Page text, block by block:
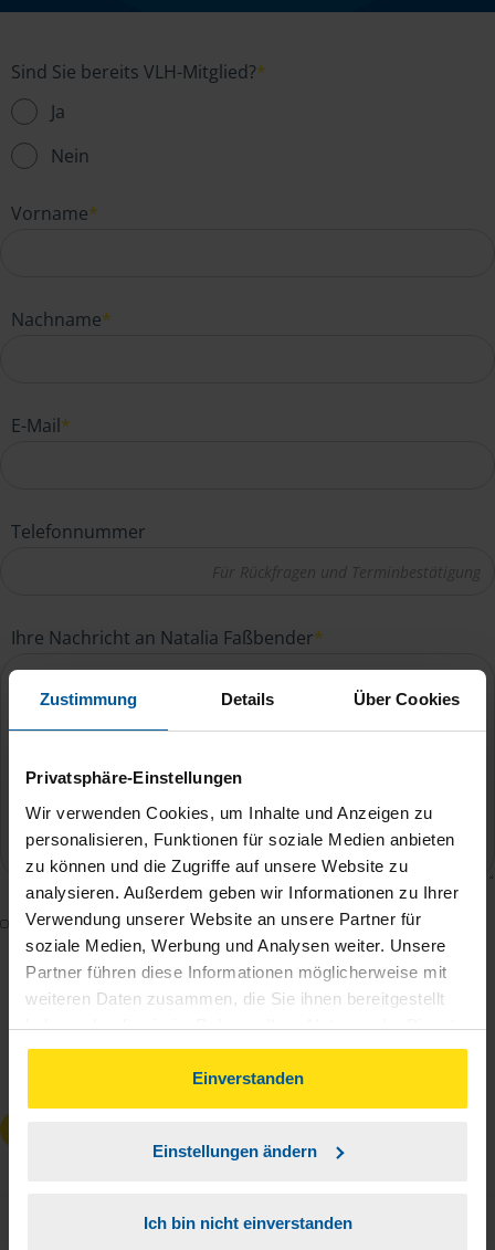
Zustimmung Details Über Cookies
Privatsphäre-Einstellungen
Wir verwenden Cookies, um Inhalte und Anzeigen zu
personalisieren, Funktionen für soziale Medien anbieten
zu können und die Zugriffe auf unsere Website zu
analysieren. Außerdem geben wir Informationen zu Ihrer
Verwendung unserer Website an unsere Partner für
soziale Medien, Werbung und Analysen weiter. Unsere
Partner führen diese Informationen möglicherweise mit
weiteren Daten zusammen, die Sie ihnen bereitgestellt
haben oder die sie im Rahmen Ihrer Nutzung der Dienste
gesammelt haben. Indem Sie auf Einverstanden klicken,
können Sie der Verwendung von Cookies, gemäß
unserer➔ Datenschutzrichtliniezustimmen.
Einverstanden
Einstellungen ändern
Ich bin nicht einverstanden
Sind Sie bereits VLH-Mitglied?*
Ja
Nein
Vorname*
Nachname*
E-Mail*
Telefonnummer
Ihre Nachricht an Natalia Faßbender*
Mit dem Absenden des Kontaktformulars erkläre ich
mich damit einverstanden, dass meine Daten zur
Bearbeitung meines Anliegens sowie zur internen
Analyse der Zugriffsquelle verwendet werden.
DieDatenschutzbestimmungenhabe ich zur
Kenntnis genommen.*